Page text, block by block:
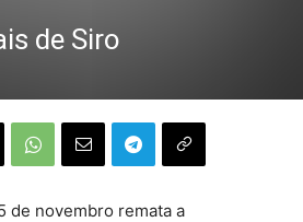
de Siro
de novembro remata a